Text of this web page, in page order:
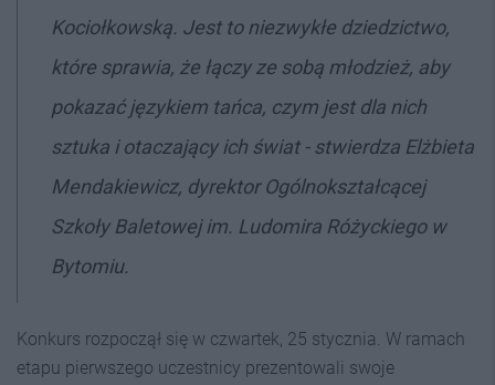
Kociołkowską. Jest to niezwykłe dziedzictwo,
które sprawia, że łączy ze sobą młodzież, aby
pokazać językiem tańca, czym jest dla nich
sztuka i otaczający ich świat - stwierdza Elżbieta
Mendakiewicz, dyrektor Ogólnokształcącej
Szkoły Baletowej im. Ludomira Różyckiego w
Bytomiu.
Konkurs rozpoczął się w czwartek, 25 stycznia. W ramach
etapu pierwszego uczestnicy prezentowali swoje